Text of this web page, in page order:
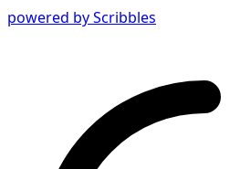
powered by Scribbles